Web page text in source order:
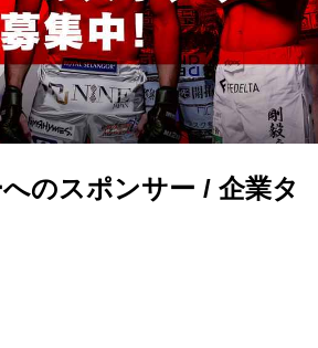
のスポンサー / 企業タ